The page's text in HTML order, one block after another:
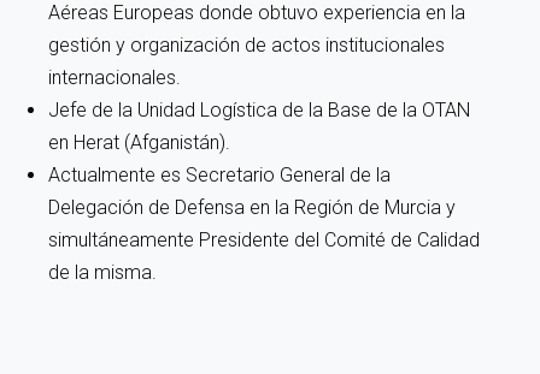
Aéreas Europeas donde obtuvo experiencia en la
gestión y organización de actos institucionales
internacionales.
Jefe de la Unidad Logística de la Base de la OTAN
en Herat (Afganistán).
Actualmente es Secretario General de la
Delegación de Defensa en la Región de Murcia y
simultáneamente Presidente del Comité de Calidad
de la misma.